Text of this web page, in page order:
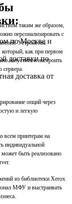
таким же образом,
персонализировать с
Устройства
который, как при первом
запустить и настроить
сервера.
опций через
и легкую
всем принтерам на
индивидуальной
может быть реализовано
из библиотеки Xerox
МФУ и выстраивать
по Москве и
доставки по
доставка от